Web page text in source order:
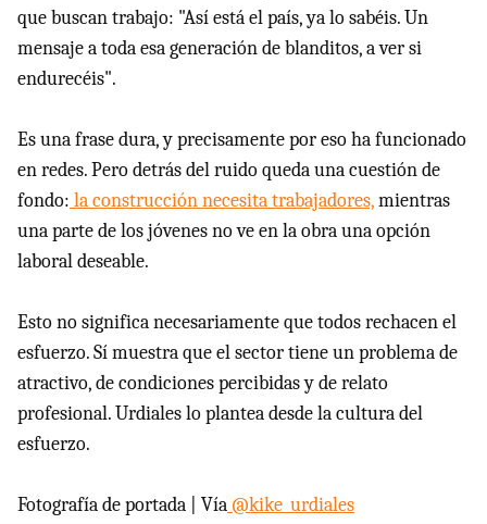
que buscan trabajo: "Así está el país, ya lo sabéis. Un
mensaje a toda esa generación de blanditos, a ver si
endurecéis".
Es una frase dura, y precisamente por eso ha funcionado
en redes. Pero detrás del ruido queda una cuestión de
fondo: la construcción necesita trabajadores,mientras
una parte de los jóvenes no ve en la obra una opción
laboral deseable.
Esto no significa necesariamente que todos rechacen el
esfuerzo. Sí muestra que el sector tiene un problema de
atractivo, de condiciones percibidas y de relato
profesional. Urdiales lo plantea desde la cultura del
esfuerzo.
Fotografía de portada | Vía @kike_urdiales